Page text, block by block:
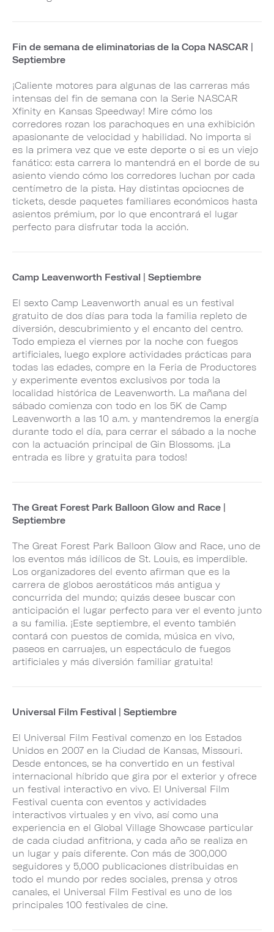
Fin de semana de eliminatorias de la Copa NASCAR |
Septiembre
¡Caliente motores para algunas de las carreras más
intensas del fin de semana con la Serie NASCAR
Xfinity en Kansas Speedway! Mire cómo los
corredores rozan los parachoques en una exhibición
apasionante de velocidad y habilidad. No importa si
es la primera vez que ve este deporte o si es un viejo
fanático: esta carrera lo mantendrá en el borde de su
asiento viendo cómo los corredores luchan por cada
centímetro de la pista. Hay distintas opciocnes de
tickets, desde paquetes familiares económicos hasta
asientos prémium, por lo que encontrará el lugar
perfecto para disfrutar toda la acción.
Camp Leavenworth Festival | Septiembre
El sexto Camp Leavenworth anual es un festival
gratuito de dos días para toda la familia repleto de
diversión, descubrimiento y el encanto del centro.
Todo empieza el viernes por la noche con fuegos
artificiales, luego explore actividades prácticas para
todas las edades, compre en la Feria de Productores
y experimente eventos exclusivos por toda la
localidad histórica de Leavenworth. La mañana del
sábado comienza con todo en los 5K de Camp
Leavenworth a las 10 a.m. y mantendremos la energía
durante todo el día, para cerrar el sábado a la noche
con la actuación principal de Gin Blossoms. ¡La
entrada es libre y gratuita para todos!
The Great Forest Park Balloon Glow and Race |
Septiembre
The Great Forest Park Balloon Glow and Race, uno de
los eventos más idílicos de St. Louis, es imperdible.
Los organizadores del evento afirman que es la
carrera de globos aerostáticos más antigua y
concurrida del mundo; quizás desee buscar con
anticipación el lugar perfecto para ver el evento junto
a su familia. ¡Este septiembre, el evento también
contará con puestos de comida, música en vivo,
paseos en carruajes, un espectáculo de fuegos
artificiales y más diversión familiar gratuita!
Universal Film Festival | Septiembre
El Universal Film Festival comenzo en los Estados
Unidos en 2007 en la Ciudad de Kansas, Missouri.
Desde entonces, se ha convertido en un festival
internacional híbrido que gira por el exterior y ofrece
un festival interactivo en vivo. El Universal Film
Festival cuenta con eventos y actividades
interactivos virtuales y en vivo, así como una
experiencia en el Global Village Showcase particular
de cada ciudad anfitriona, y cada año se realiza en
un lugar y país diferente. Con más de 300,000
seguidores y 5,000 publicaciones distribuidas en
todo el mundo por redes sociales, prensa y otros
canales, el Universal Film Festival es uno de los
principales 100 festivales de cine.